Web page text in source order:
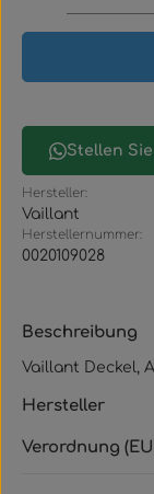
Stellen
Hersteller:
Vaillant
Herstellernummer:
0020109028
Beschreibung
Vaillant Deckel,
Hersteller
Verordnung